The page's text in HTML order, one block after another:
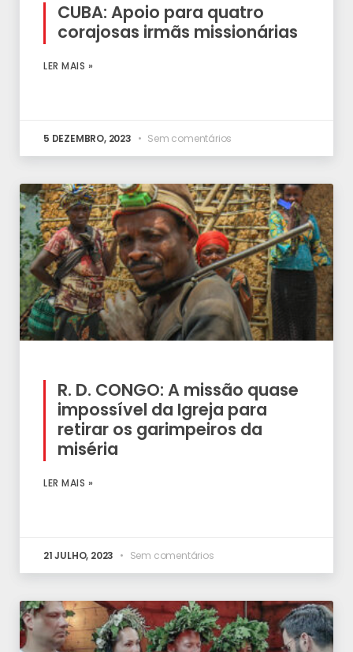
CUBA: Apoio para quatro
corajosas irmãs missionárias
LER MAIS »
5 DEZEMBRO, 2023 Sem comentários
R. D. CONGO: A missão quase
impossível da Igreja para
retirar os garimpeiros da
miséria
LER MAIS »
21 JULHO, 2023 Sem comentários